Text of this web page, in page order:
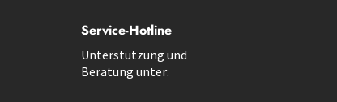
Service-Hotline
Unterstützung und
Beratung unter: